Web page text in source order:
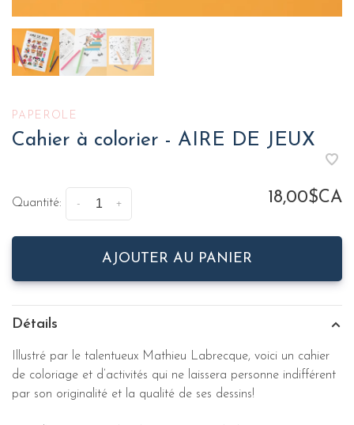
PAPEROLE
Cahier à colorier - AIRE DE JEUX
Quantité: +
- 18,00$CA
AJOUTER AU PANIER
Détails
Illustré par le talentueux Mathieu Labrecque, voici un cahier
de coloriage et d’activités qui ne laissera personne indifférent
par son originalité et la qualité de ses dessins!